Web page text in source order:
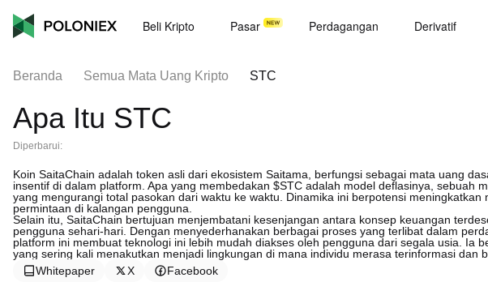
Beli Kripto Pasar Perdagangan Derivatif
Beranda Semua Mata Uang Kripto STC
Apa Itu STC
Diperbarui:
Koin SaitaChain adalah token asli dari ekosistem Saitama, berfungsi sebagai mata uang
insentif di dalam platform. Apa yang membedakan $STC adalah model deflasinya, sebuah
yang mengurangi total pasokan dari waktu ke waktu. Dinamika ini berpotensi meningkatkan
permintaan di kalangan pengguna.
Selain itu, SaitaChain bertujuan menjembatani kesenjangan antara konsep keuangan
pengguna sehari-hari. Dengan menyederhanakan berbagai proses yang terlibat dalam
platform ini membuat teknologi ini lebih mudah diakses oleh pengguna dari segala usia. Ia
yang sering kali menakutkan menjadi lingkungan di mana individu merasa terinformasi dan
Whitepaper
X Facebook